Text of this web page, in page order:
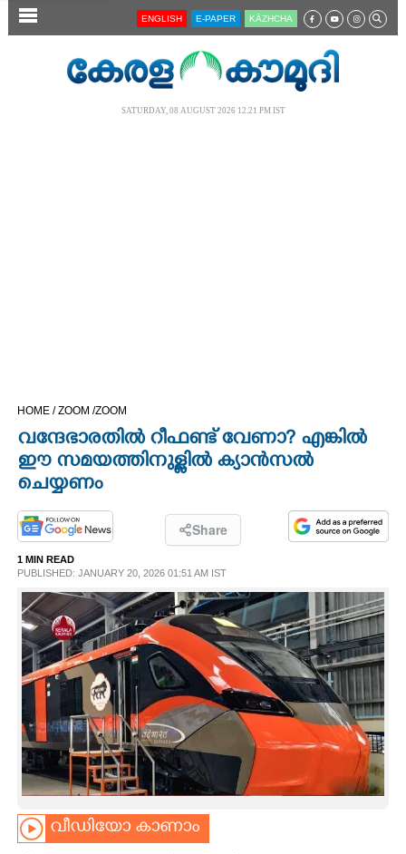
SECTIONS
OPINION
PHOTOS
LIFESTYLE
SPIRITUAL
INFO+
ART
ASTRO
CARTOONS
ENGLISH E-PAPER KĀZHCHA
SATURDAY, 08 AUGUST 2026 12.21 PM IST
HOME /ZOOM /ZOOM
വന്ദേഭാരതിൽ റീഫണ്ട് വേണാ? എങ്കിൽ
ഈ സമയത്തിനുള്ളിൽ ക്യാൻസൽ
ചെയ്യണം
Share
1 MIN READ
PUBLISHED: JANUARY 20, 2026 01:51 AM IST
വീഡിയോ കാണാം